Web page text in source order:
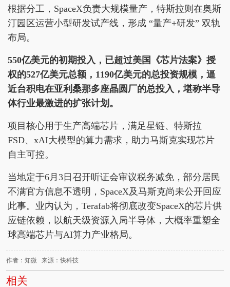
根据分工，SpaceX负责大规模量产，特斯拉则在奥斯
汀园区运营小型研发试产线，形成 “量产+研发” 双轨
布局。
550亿美元的初期投入，已超过美国《芯片法案》授
权的527亿美元总额，1190亿美元的总投资规模，逼
近台积电在亚利桑那多座晶圆厂的总投入，堪称半导
体行业最激进的扩张计划。
项目核心用于生产高端芯片，满足星链、特斯拉
FSD、xAI大模型的算力需求，助力马斯克实现芯片
自主可控。
当地定于6月3日召开听证会审议税务减免，部分居民
不满官方信息不透明，SpaceX及马斯克尚未公开回应
此事。业内认为，Terafab将彻底改变SpaceX的芯片供
应链依赖，以航天级资源入局半导体，大概率重塑全
球高端芯片与AI算力产业格局。
作者：知微 来源：快科技
相关